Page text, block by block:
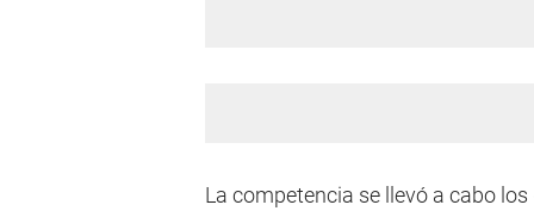
La competencia se llevó a cabo